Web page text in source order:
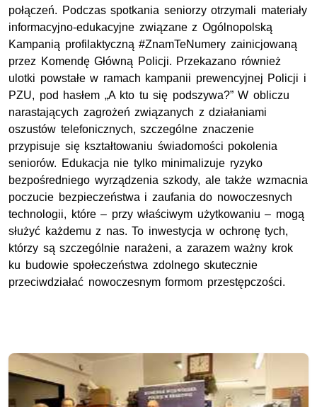
połączeń. Podczas spotkania seniorzy otrzymali materiały
informacyjno-edukacyjne związane z Ogólnopolską
Kampanią profilaktyczną #ZnamTeNumery zainicjowaną
przez Komendę Główną Policji. Przekazano również
ulotki powstałe w ramach kampanii prewencyjnej Policji i
PZU, pod hasłem „A kto tu się podszywa?” W obliczu
narastających zagrożeń związanych z działaniami
oszustów telefonicznych, szczególne znaczenie
przypisuje się kształtowaniu świadomości pokolenia
seniorów. Edukacja nie tylko minimalizuje ryzyko
bezpośredniego wyrządzenia szkody, ale także wzmacnia
poczucie bezpieczeństwa i zaufania do nowoczesnych
technologii, które – przy właściwym użytkowaniu – mogą
służyć każdemu z nas. To inwestycja w ochronę tych,
którzy są szczególnie narażeni, a zarazem ważny krok
ku budowie społeczeństwa zdolnego skutecznie
przeciwdziałać nowoczesnym formom przestępczości.